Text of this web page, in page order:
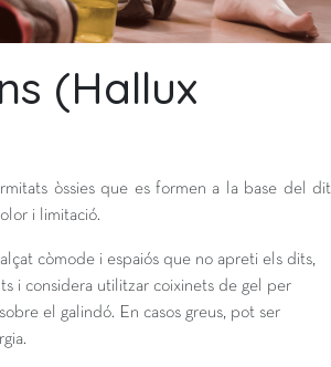
(Hallux
òssies que es formen a la base del dit
i limitació.
còmode i espaiós que no apreti els dits,
i considera utilitzar coixinets de gel per
el galindó. En casos greus, pot ser